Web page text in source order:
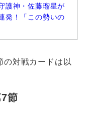
神・佐藤瑠星が
発！「この勢いの
対戦カードは以
節